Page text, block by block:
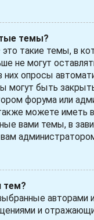
темы?
такие темы, в
не могут
них опросы
могут быть
форума или
можете иметь
вами темы, в
тем?
авторами
и